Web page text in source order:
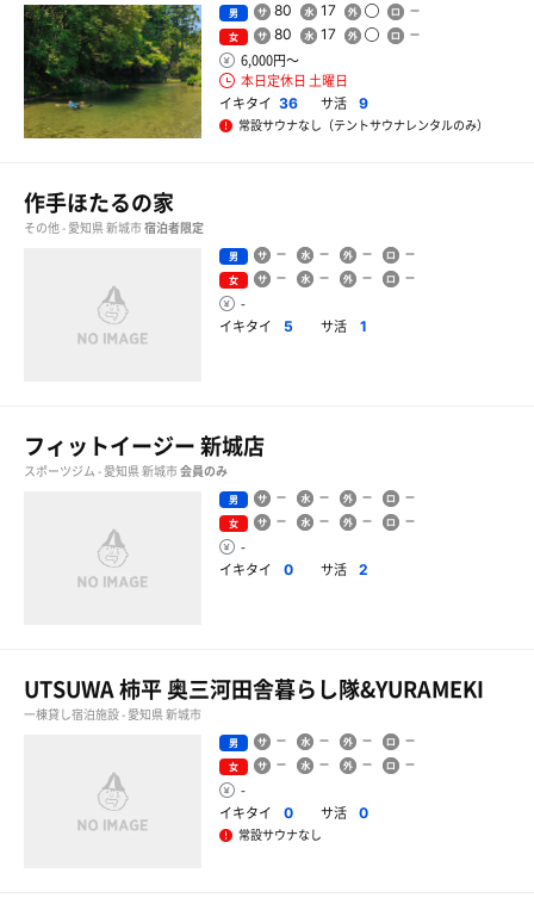
男 80 17
女 80 17
6,000円〜
本日定休日 土曜日
イキタイ 36 サ活
9
常設サウナなし（テントサウナレンタルのみ）
作手ほたるの家
その他 - 愛知県 新城市宿泊者限定
男
女
-
イキタイ
5 サ活 1
フィットイージー 新城店
スポーツジム - 愛知県 新城市会員のみ
男
女
-
イキタイ
0 サ活 2
UTSUWA 柿平 奥三河田舎暮らし隊&YURAMEKI
一棟貸し宿泊施設 - 愛知県 新城市
男
女
-
イキタイ
0 サ活
0
常設サウナなし